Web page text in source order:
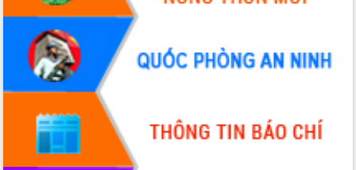
Đắk Lắk ký kết thỏa thuận hợp tác về
chuyển đổi số giai đoạn 2026 – 2030
với Tập đoàn Bưu chính Viễn thông
Việt Nam
Thứ trưởng Bộ Y tế làm việc với tỉnh
Đắk Lắk về phát triển nhân lực y tế
Du lịch Đắk Lắk nâng tầm trải nghiệm
du khách thông qua Hệ thống cơ sở dữ
liệu và Bản đồ số